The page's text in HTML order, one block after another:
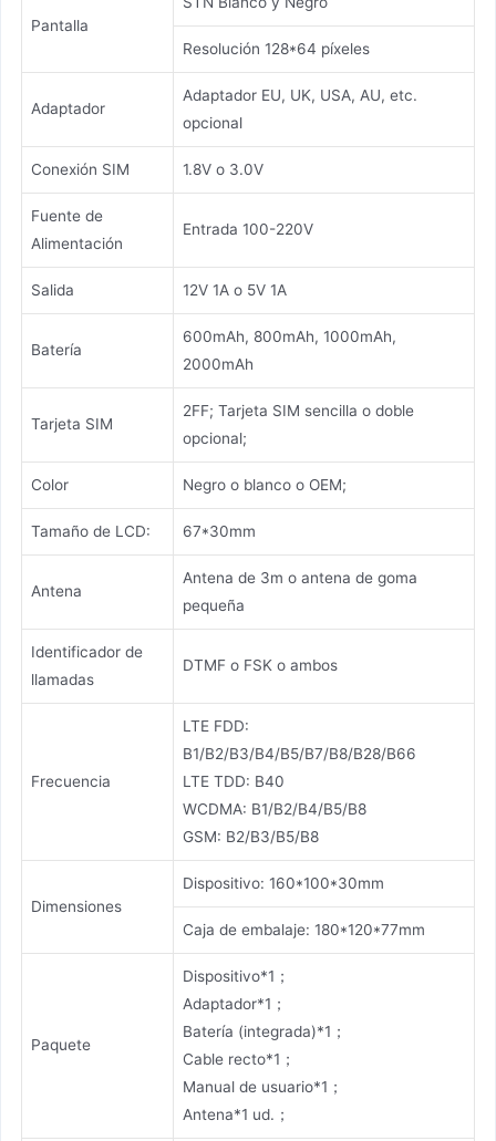
Pantalla
Resolución 128*64 píxeles
Adaptador
Adaptador EU, UK, USA, AU, etc.
opcional
Conexión SIM 1.8V o 3.0V
Fuente de
Alimentación
Entrada 100-220V
Salida 12V 1A o 5V 1A
Batería
600mAh, 800mAh, 1000mAh,
2000mAh
Tarjeta SIM
2FF; Tarjeta SIM sencilla o doble
opcional;
Color Negro o blanco o OEM;
Tamaño de LCD: 67*30mm
Antena
Antena de 3m o antena de goma
pequeña
Identificador de
llamadas
DTMF o FSK o ambos
Frecuencia
LTE FDD:
B1/B2/B3/B4/B5/B7/B8/B28/B66
LTE TDD: B40
WCDMA: B1/B2/B4/B5/B8
GSM: B2/B3/B5/B8
Dimensiones
Dispositivo: 160*100*30mm
Caja de embalaje: 180*120*77mm
Paquete
Dispositivo*1；
Adaptador*1；
Batería (integrada)*1；
Cable recto*1；
Manual de usuario*1；
Antena*1 ud.；